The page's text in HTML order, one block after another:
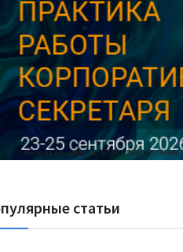
Реклама Ассоциации "НОКС", ИНН 7709980401,
статьи